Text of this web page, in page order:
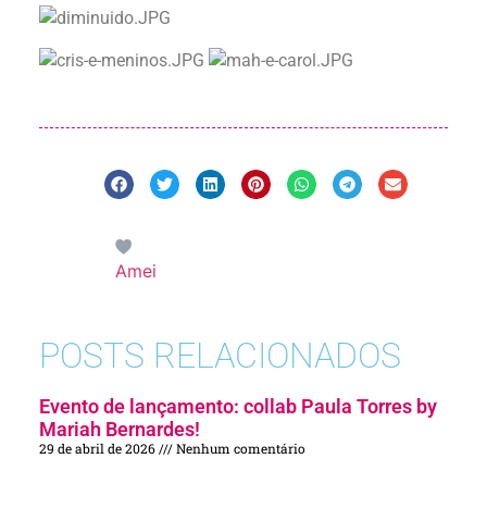
Amei
POSTS RELACIONADOS
Evento de lançamento: collab Paula Torres by
Mariah Bernardes!
29 de abril de 2026 Nenhum comentário